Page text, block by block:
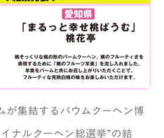
が集結するバウムクーヘン博
ナルクーヘン総選挙”の結